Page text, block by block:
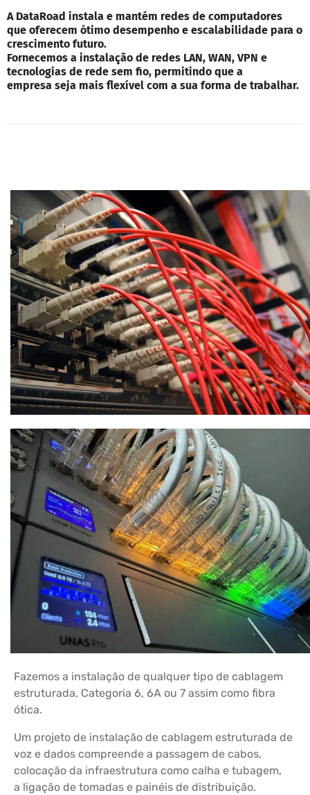
A DataRoad instala e mantém redes de computadores
que oferecem ótimo desempenho e escalabilidade para o
crescimento futuro.
Fornecemos a instalação de redes LAN, WAN, VPN e
tecnologias de rede sem fio, permitindo que a
empresa seja mais flexível com a sua forma de trabalhar.
Fazemos a instalação de qualquer tipo de cablagem
estruturada, Categoria 6, 6A ou 7 assim como fibra
ótica.
Um projeto de instalação de cablagem estruturada de
voz e dados compreende a passagem de cabos,
colocação da infraestrutura como calha e tubagem,
a ligação de tomadas e painéis de distribuição.